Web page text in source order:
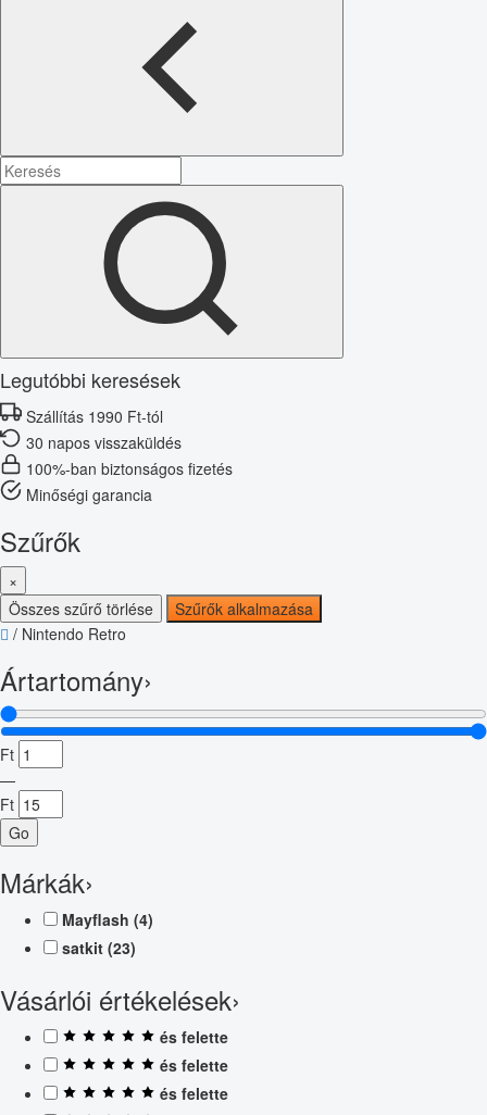
Legutóbbi keresések
Szállítás 1990 Ft-tól
30 napos visszaküldés
100%-ban biztonságos fizetés
Minőségi garancia
Szűrők
×
Összes szűrő törlése
Szűrők alkalmazása
/ Nintendo Retro
Ártartomány›
Ft
—
Ft
Go
Márkák›
Mayflash (4)
satkit (23)
Vásárlói értékelések›
és felette
és felette
és felette